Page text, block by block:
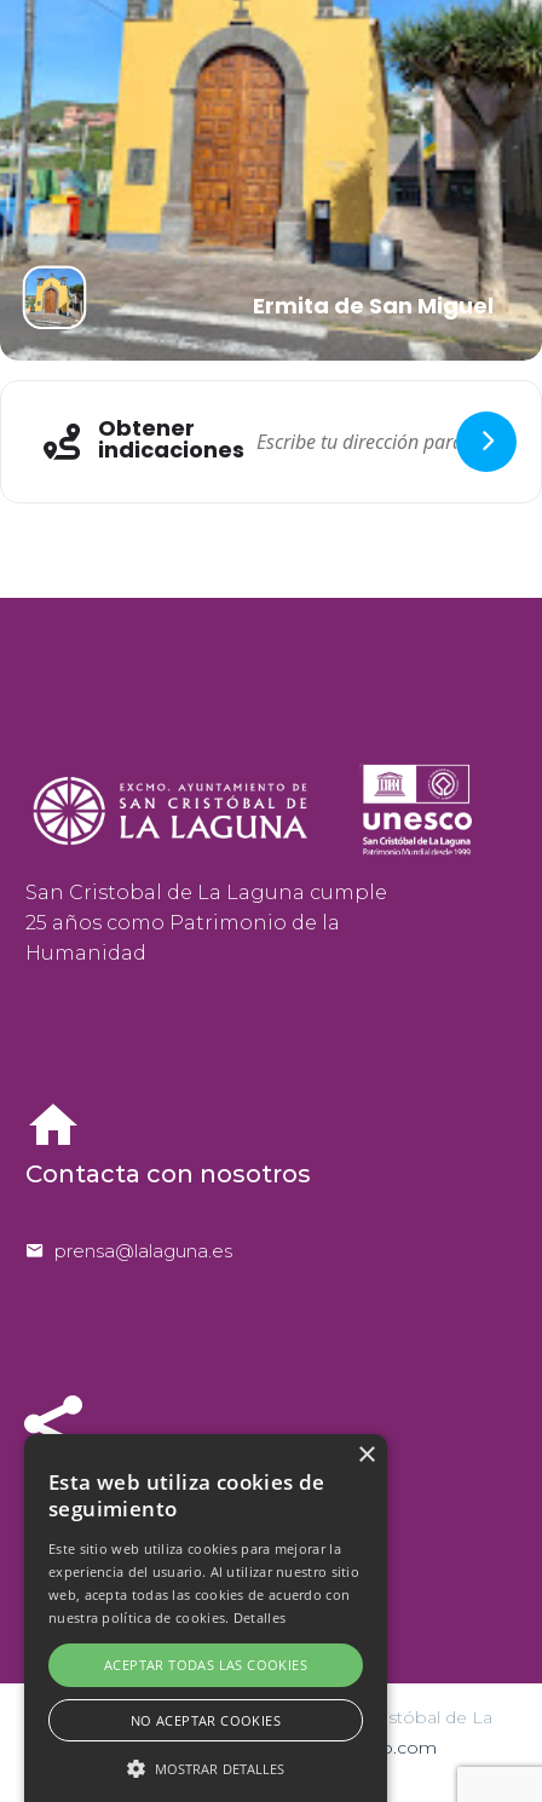
Ermita de San Miguel
Obtener
indicaciones
San Cristobal de La Laguna cumple
25 años como Patrimonio de la
Humanidad


Contacta con nosotros

 prensa@lalaguna.es


Síguenos
© Copyright 2026 Ayuntamiento de San Cristóbal de La
Laguna | Diseño y hospedaje:internetísimo.com
Esta web utiliza cookies de
seguimiento
Este sitio web utiliza cookies para mejorar la
experiencia del usuario. Al utilizar nuestro sitio
web, acepta todas las cookies de acuerdo con
nuestra política de cookies. Detalles
ACEPTAR TODAS LAS COOKIES
NO ACEPTAR COOKIES
MOSTRAR DETALLES
×